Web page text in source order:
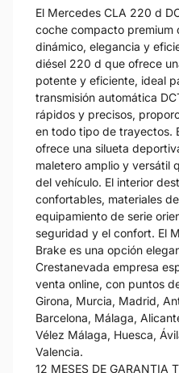
El Mercedes CLA 220 d
coche compacto premium
dinámico, elegancia y
diésel 220 d que ofrece
potente y eficiente, ideal
transmisión automática
rápidos y precisos,
en todo tipo de trayectos.
ofrece una silueta
maletero amplio y versátil
del vehículo. El interior
confortables, materiales
equipamiento de serie
seguridad y el confort. El
Brake es una opción
Crestanevada empresa
venta online, con puntos
Girona, Murcia, Madrid,
Barcelona, Málaga,
Vélez Málaga, Huesca,
Valencia.
12 MESES DE GARANTIA